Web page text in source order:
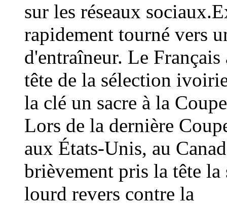
sur les réseaux
rapidement tourné vers
d'entraîneur. Le
tête de la sélection
la clé un sacre à la
Lors de la dernière
aux États-Unis, au
brièvement pris la tête
lourd revers contre la